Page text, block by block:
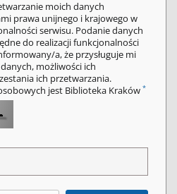
moich danych
prawa unijnego i krajowego w
serwisu. Podanie danych
do realizacji funkcjonalności
a, że przysługuje mi
możliwości ich
ich przetwarzania.
jest Biblioteka Kraków *